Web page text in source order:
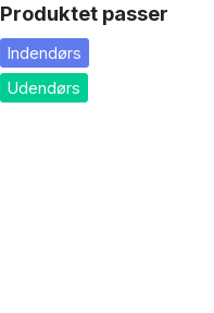
Produktet passer
Indendørs
Udendørs